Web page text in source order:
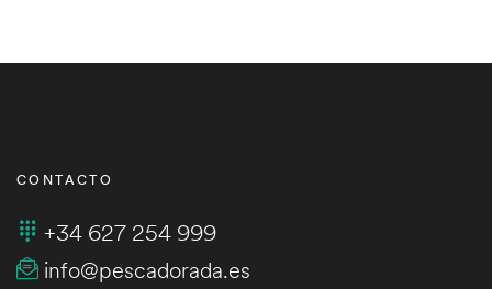
CONTACTO
+34 627 254 999
info@pescadorada.es